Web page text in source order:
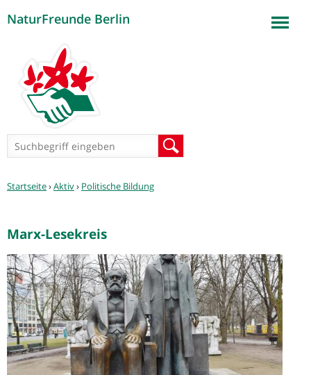
NaturFreunde Berlin
Suchformular
Sie
Startseite›Aktiv› Politische Bildung
Marx-Lesekreis